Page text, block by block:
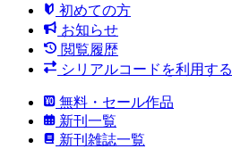
初めての方
お知らせ
閲覧履歴
シリアルコードを利用する
無料・セール作品
新刊一覧
新刊雑誌一覧